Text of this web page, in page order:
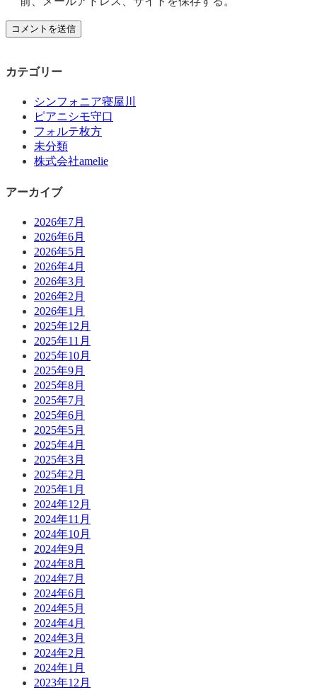
カテゴリー
シンフォニア寝屋川
ピアニシモ守口
フォルテ枚方
未分類
株式会社amelie
アーカイブ
2026年7月
2026年6月
2026年5月
2026年4月
2026年3月
2026年2月
2026年1月
2025年12月
2025年11月
2025年10月
2025年9月
2025年8月
2025年7月
2025年6月
2025年5月
2025年4月
2025年3月
2025年2月
2025年1月
2024年12月
2024年11月
2024年10月
2024年9月
2024年8月
2024年7月
2024年6月
2024年5月
2024年4月
2024年3月
2024年2月
2024年1月
2023年12月